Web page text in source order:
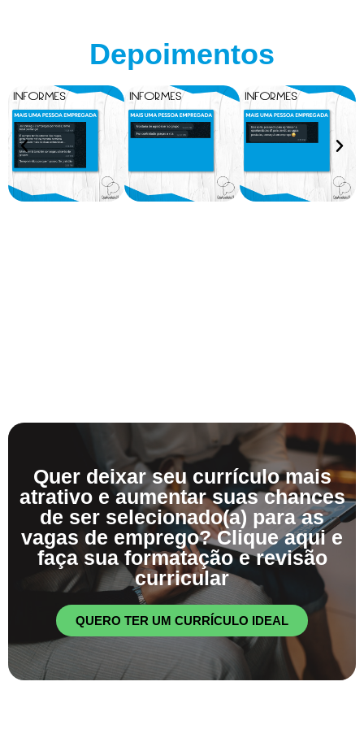
Depoimentos
Quer deixar seu currículo mais
atrativo e aumentar suas chances
de ser selecionado(a) para as
vagas de emprego? Clique aqui e
faça sua formatação e revisão
curricular
QUERO TER UM CURRÍCULO IDEAL